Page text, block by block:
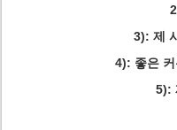
3): 제
4): 좋은
5):